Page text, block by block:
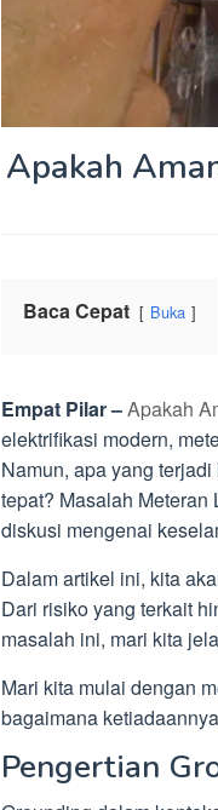
Apakah
Baca Cepat Buka
Empat Pilar –Apakah
elektrifikasi modern,
Namun, apa yang
tepat? Masalah
diskusi mengenai
Dalam artikel ini, kita
Dari risiko yang terkait
masalah ini, mari kita
Mari kita mulai dengan
bagaimana
Pengertian